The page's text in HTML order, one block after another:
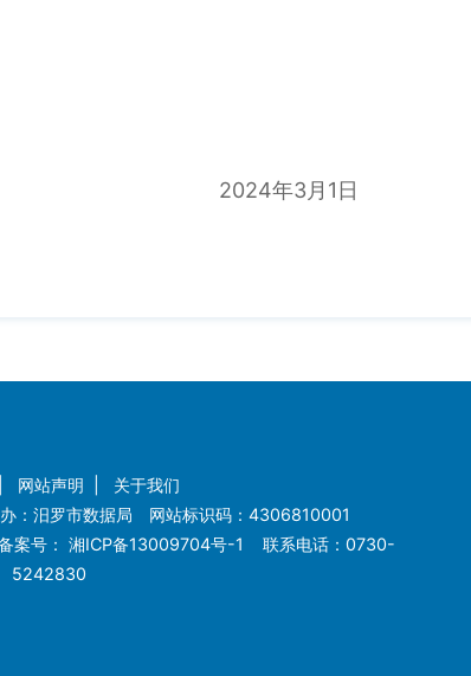
1日
网站声明
关于我们
：汨罗市数据局 网站标识码：4306810001
案号： 湘ICP备13009704号-1
联系电话：0730-
5242830